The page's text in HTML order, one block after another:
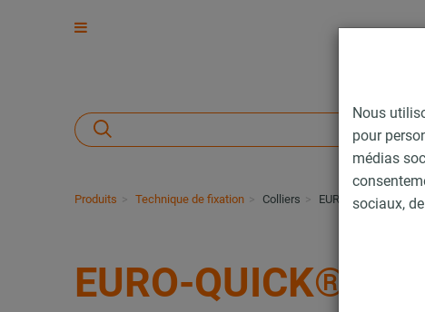
Nous
pour
médias
sociaux,
Produits Technique de fixation Colliers EURO-QUICK® type
EURO-QUICK®